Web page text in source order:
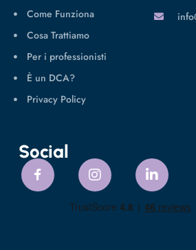
Come Funziona
Cosa Trattiamo
Per i professionisti
È un DCA?
Privacy Policy
Social